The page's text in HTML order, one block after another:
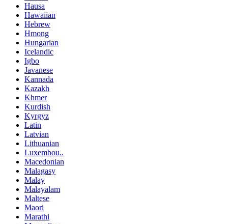
Hausa
Hawaiian
Hebrew
Hmong
Hungarian
Icelandic
Igbo
Javanese
Kannada
Kazakh
Khmer
Kurdish
Kyrgyz
Latin
Latvian
Lithuanian
Luxembou..
Macedonian
Malagasy
Malay
Malayalam
Maltese
Maori
Marathi